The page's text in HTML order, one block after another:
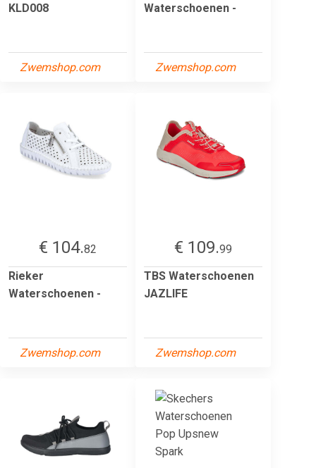
KLD008
Zwemshop.com
Waterschoenen -
Zwemshop.com
€ 104.82
Rieker
Waterschoenen -
Zwemshop.com
€ 109.99
TBS Waterschoenen
JAZLIFE
Zwemshop.com